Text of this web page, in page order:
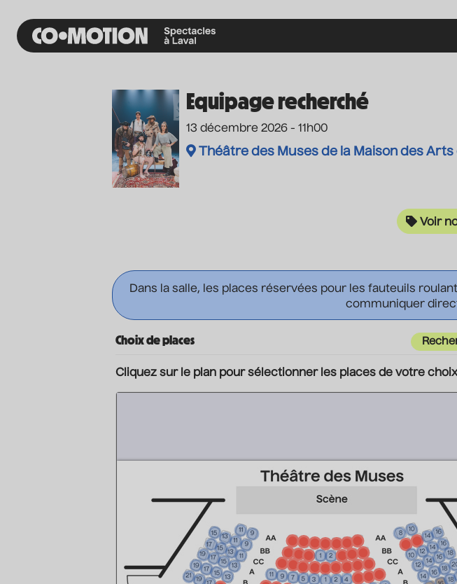
Equipage recherché
13 décembre 2026 - 11h00
Théâtre des Muses de la Maison des Arts
Voir
Dans la salle, les places réservées pour les fauteuils
communiquer
Choix de places
Cliquez sur le plan pour sélectionner les places de votre choix